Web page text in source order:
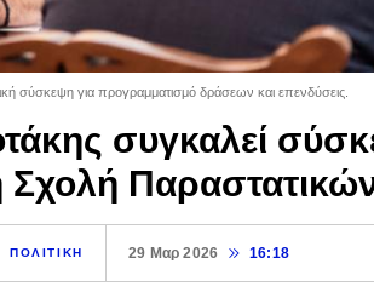
σύσκεψη για προγραμματισμό δράσεων και επενδύσεις.
συγκαλεί
Σχολή
ΠΟΛΙΤΙΚΗ 29 Μαρ 2026 16:18